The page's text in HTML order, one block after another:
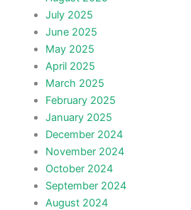
July 2025
June 2025
May 2025
April 2025
March 2025
February 2025
January 2025
December 2024
November 2024
October 2024
September 2024
August 2024